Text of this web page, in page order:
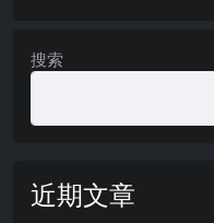
搜索
近期文章